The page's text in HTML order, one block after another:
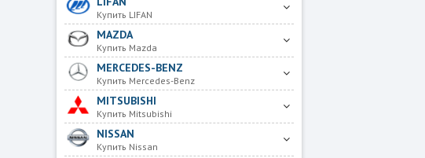
Купить LIFAN
MAZDA
Купить Mazda
MERCEDES-BENZ
Купить Mercedes-Benz
MITSUBISHI
Купить Mitsubishi
NISSAN
Купить Nissan